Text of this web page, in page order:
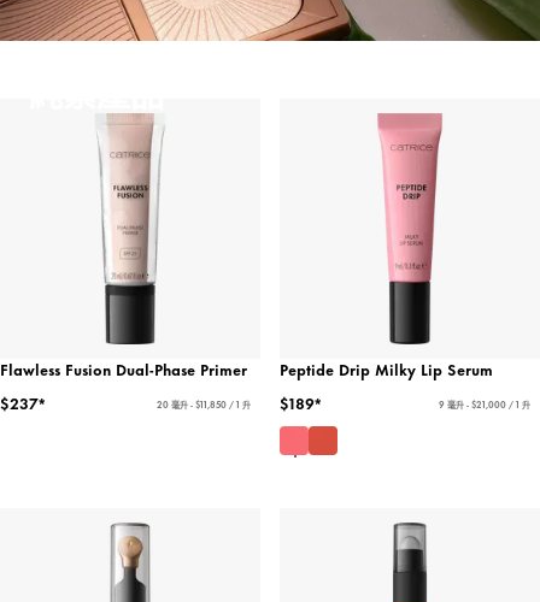
Flawless Fusion Dual-Phase Primer
$237*
20 毫升 - $11,850 / 1 升
Peptide Drip Milky Lip Serum
$189*
9 毫升 - $21,000 / 1 升